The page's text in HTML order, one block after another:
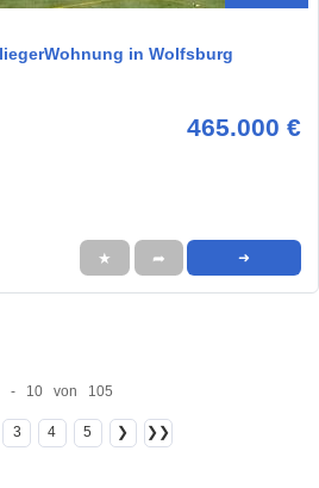
in Wolfsburg
465.000 €
★ ➦ ➜
- 10 von 105
3 4 5 ❯ ❯❯